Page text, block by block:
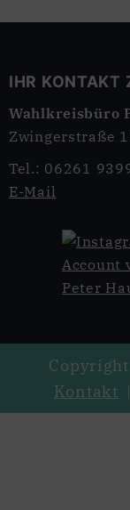
IHR KONTAKT
Wahlkreisbüro
Zwingerstraße
Tel.: 06261
E-Mail
Kontakt |